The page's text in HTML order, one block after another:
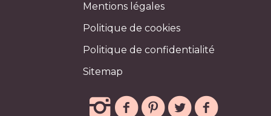
Mentions légales
Politique de cookies
Politique de confidentialité
Sitemap